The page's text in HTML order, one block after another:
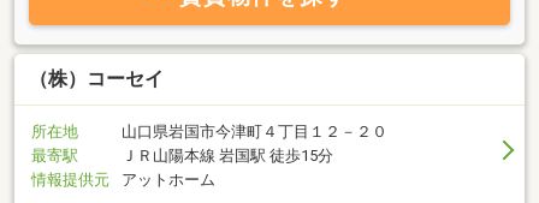
す☆周南エリア多数物件を用意しております。お気軽にお問い合わ
せ下さい
（株）コーセイ
所在地
山口県岩国市今津町４丁目１２－２０
最寄駅
ＪＲ山陽本線 岩国駅 徒歩15分
情報提供元
アットホーム